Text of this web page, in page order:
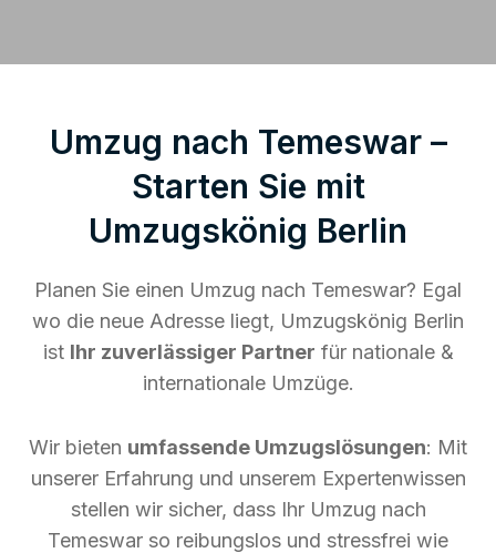
Umzug nach Temeswar –
Starten Sie mit
Umzugskönig Berlin
Planen Sie einen Umzug nach Temeswar? Egal
wo die neue Adresse liegt, Umzugskönig Berlin
ist Ihr zuverlässiger Partner für nationale &
internationale Umzüge.
Wir bieten umfassende Umzugslösungen: Mit
unserer Erfahrung und unserem Expertenwissen
stellen wir sicher, dass Ihr Umzug nach
Temeswar so reibungslos und stressfrei wie